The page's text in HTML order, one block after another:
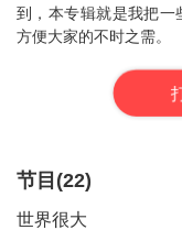
到，本专辑就是我把一
方便大家的不时之需。
节目(22)
世界很大